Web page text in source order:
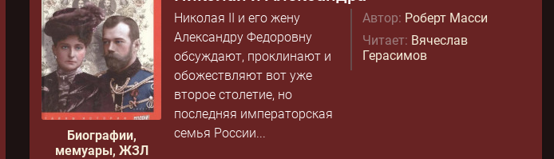
Биографии,
мемуары, ЖЗЛ
Автор: Роберт Масси
Читает: Вячеслав
Герасимов
Николая II и его жену
Александру Федоровну
обсуждают, проклинают и
обожествляют вот уже
второе столетие, но
последняя императорская
семья России...